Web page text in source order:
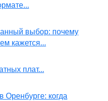
выбор: почему
кажется...
плат...
когда